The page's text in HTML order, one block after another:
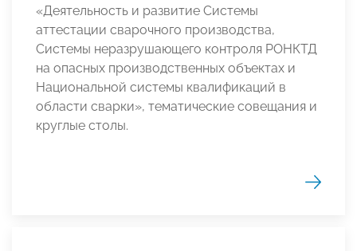
«Деятельность и развитие Системы
аттестации сварочного производства,
Системы неразрушающего контроля РОНКТД
на опасных производственных объектах и
Национальной системы квалификаций в
области сварки», тематические совещания и
круглые столы.